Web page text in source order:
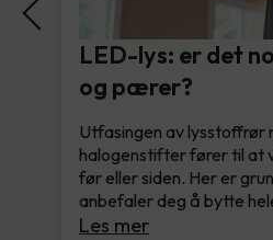
LED-lys: er det
og pærer?
Utfasingen av lysstoffrør
halogenstifter fører til at
før eller siden. Her er
anbefaler deg å bytte
Les mer